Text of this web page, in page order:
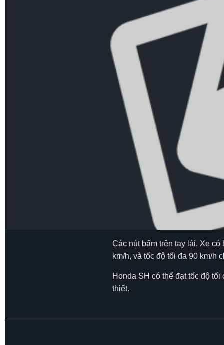
Các nút bấm trên tay lái. Xe
km/h, và tốc độ tối đa 90 km/h
Honda SH có thể đạt tốc độ
thiết.